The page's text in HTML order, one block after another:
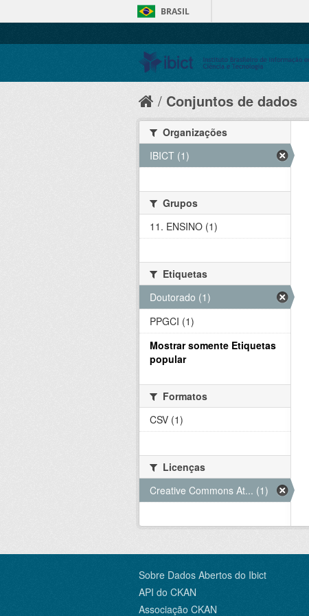
BRASIL
Conjuntos de dados
Organizações
IBICT (1)
Grupos
11. ENSINO (1)
Etiquetas
Doutorado (1)
PPGCI (1)
Mostrar somente Etiquetas
popular
Formatos
CSV (1)
Licenças
Creative Commons At... (1)
Sobre Dados Abertos do Ibict
API do CKAN
Associação CKAN